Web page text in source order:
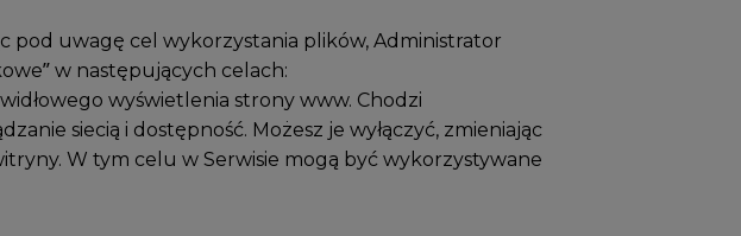
pod uwagę cel wykorzystania plików, Administrator
w następujących celach:
wyświetlenia strony www. Chodzi
siecią i dostępność. Możesz je wyłączyć, zmieniając
W tym celu w Serwisie mogą być wykorzystywane